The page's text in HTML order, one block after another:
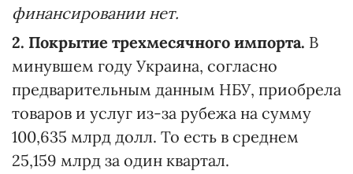
финансировании нет.
2. Покрытие трехмесячного импорта. В
минувшем году Украина, согласно
предварительным данным НБУ, приобрела
товаров и услуг из-за рубежа на сумму
100,635 млрд долл. То есть в среднем
25,159 млрд за один квартал.